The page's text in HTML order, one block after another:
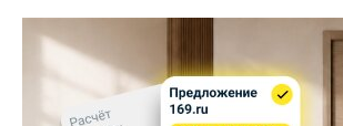
+7 (495) 984-16-99
Заказать звонок